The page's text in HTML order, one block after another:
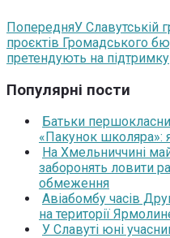
ПопередняУ Славутській
проєктів Громадського
претендують на підтримку
Популярні пости
Батьки
«Пакунок школяра»:
На Хмельниччині
заборонять ловити
обмеження
Авіабомбу часів
на території
У Славуті юні